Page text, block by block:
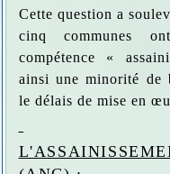
Cette question a
cinq communes
compétence «
ainsi une minorité de
le délais de mise en